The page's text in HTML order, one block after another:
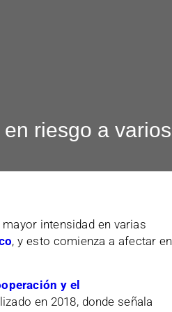
riesgo a varios
intensidad en varias
, y esto comienza a afectar en
y el
en 2018, donde señala